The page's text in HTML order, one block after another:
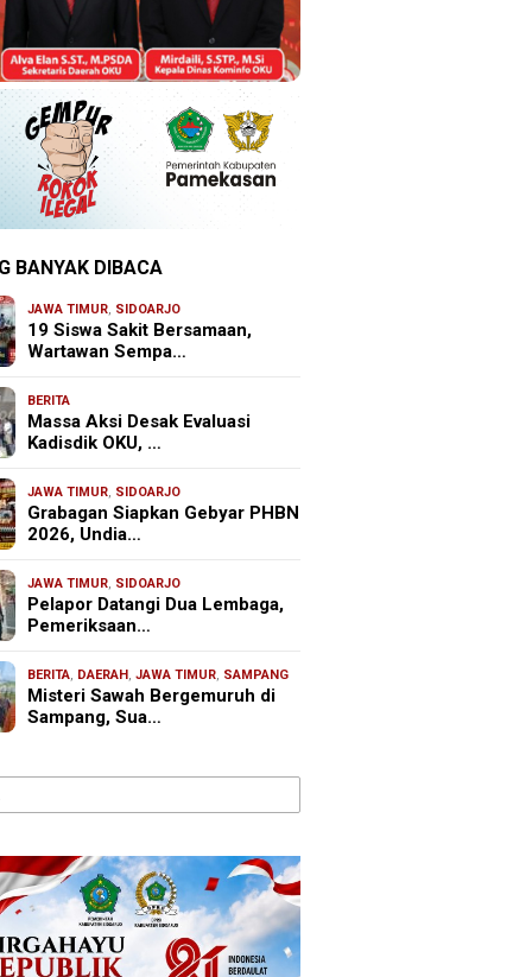
BANYAK DIBACA
JAWA TIMUR, SIDOARJO
19 Siswa Sakit Bersamaan,
Wartawan Sempa…
BERITA
Massa Aksi Desak Evaluasi
Kadisdik OKU, …
JAWA TIMUR, SIDOARJO
Grabagan Siapkan Gebyar PHBN
2026, Undia…
JAWA TIMUR, SIDOARJO
Pelapor Datangi Dua Lembaga,
Pemeriksaan…
BERITA, DAERAH,JAWA TIMUR, SAMPANG
Misteri Sawah Bergemuruh di
Sampang, Sua…